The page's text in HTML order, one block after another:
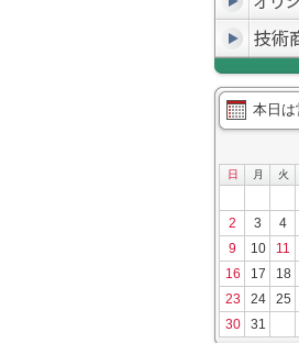
本日は
日 月 火
2
3 4
9
10 11
16
17 18
23
24 25
30
31